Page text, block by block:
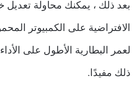
بعد ذلك ، يمكنك محاولة تعديل
الافتراضية على الكمبيوتر
لعمر البطارية الأطول على
ذلك مفيدًا.